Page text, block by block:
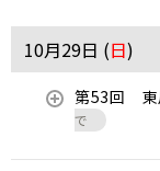
10月29日 (日)
第53回 東
で